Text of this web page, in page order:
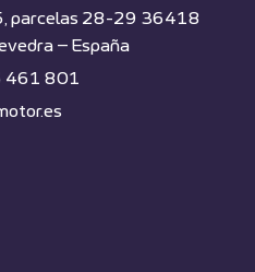
5, parcelas 28-29 36418
– España
461 801